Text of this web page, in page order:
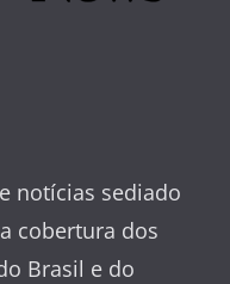
notícias sediado
cobertura dos
Brasil e do